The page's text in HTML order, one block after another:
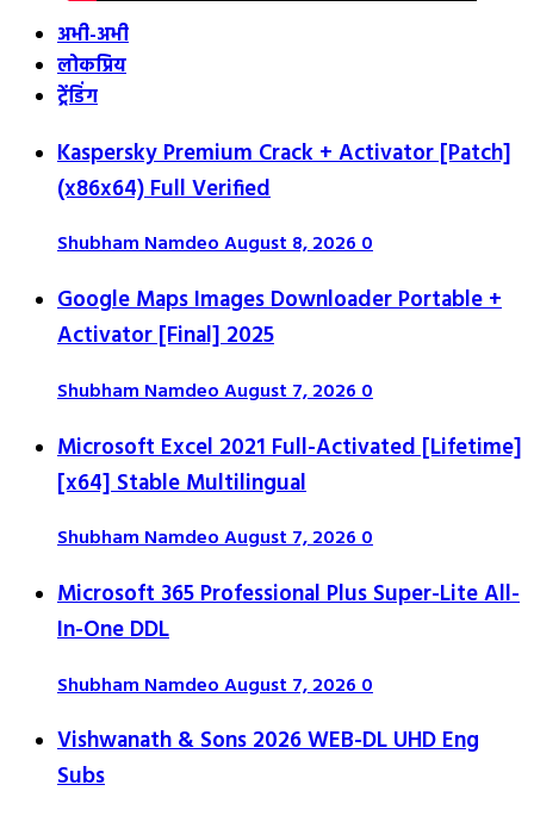
अभी-अभी
लोकप्रिय
ट्रेंडिंग
Kaspersky Premium Crack + Activator [Patch]
(x86x64) Full Verified
Shubham NamdeoAugust 8, 20260
Google Maps Images Downloader Portable +
Activator [Final] 2025
Shubham NamdeoAugust 7, 20260
Microsoft Excel 2021 Full-Activated [Lifetime]
[x64] Stable Multilingual
Shubham NamdeoAugust 7, 20260
Microsoft 365 Professional Plus Super-Lite All-
In-One DDL
Shubham NamdeoAugust 7, 20260
Vishwanath & Sons 2026 WEB-DL UHD Eng
Subs